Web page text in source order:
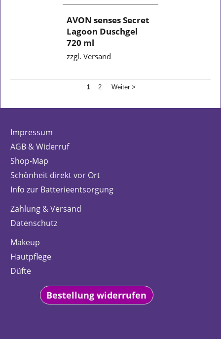
AVON senses Secret
Lagoon Duschgel
720 ml
zzgl. Versand
1 2 Weiter >
Impressum
AGB & Widerruf
Shop-Map
Schönheit direkt vor Ort
Info zur Batterieentsorgung
Zahlung & Versand
Datenschutz
Makeup
Hautpflege
Düfte
Bestellung widerrufen